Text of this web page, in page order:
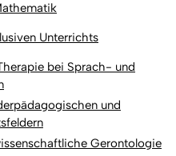
Unterrichts
bei Sprach- und
und
Gerontologie